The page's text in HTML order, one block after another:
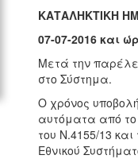
ΚΑΤΑΛΗΚΤΙΚΗ
07-07-2016 και
Μετά την
στο Σύστημα.
Ο χρόνος
αυτόματα από
του Ν.4155/13
Εθνικού